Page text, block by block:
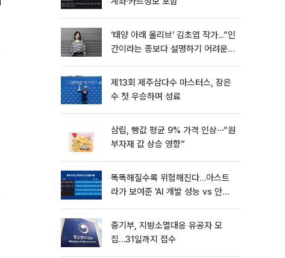
‘태양 아래 올리브’ 김초엽 작가...“인
간이라는 종보다 설명하기 어려운
뷰]
제13회 제주삼다수 마스터스, 장은
수 첫 우승하며 성료
삼립, 빵값 평균 9% 가격 인상⋯“원
부자재 값 상승 영향”
똑똑해질수록 위험해진다…아스트
라가 보여준 'AI 개발 성능 vs 안전
중기부, 지방소멸대응 유공자 모
집…31일까지 접수